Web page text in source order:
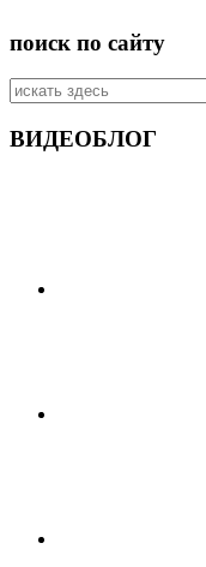
поиск по сайту
Искать:
ВИДЕОБЛОГ